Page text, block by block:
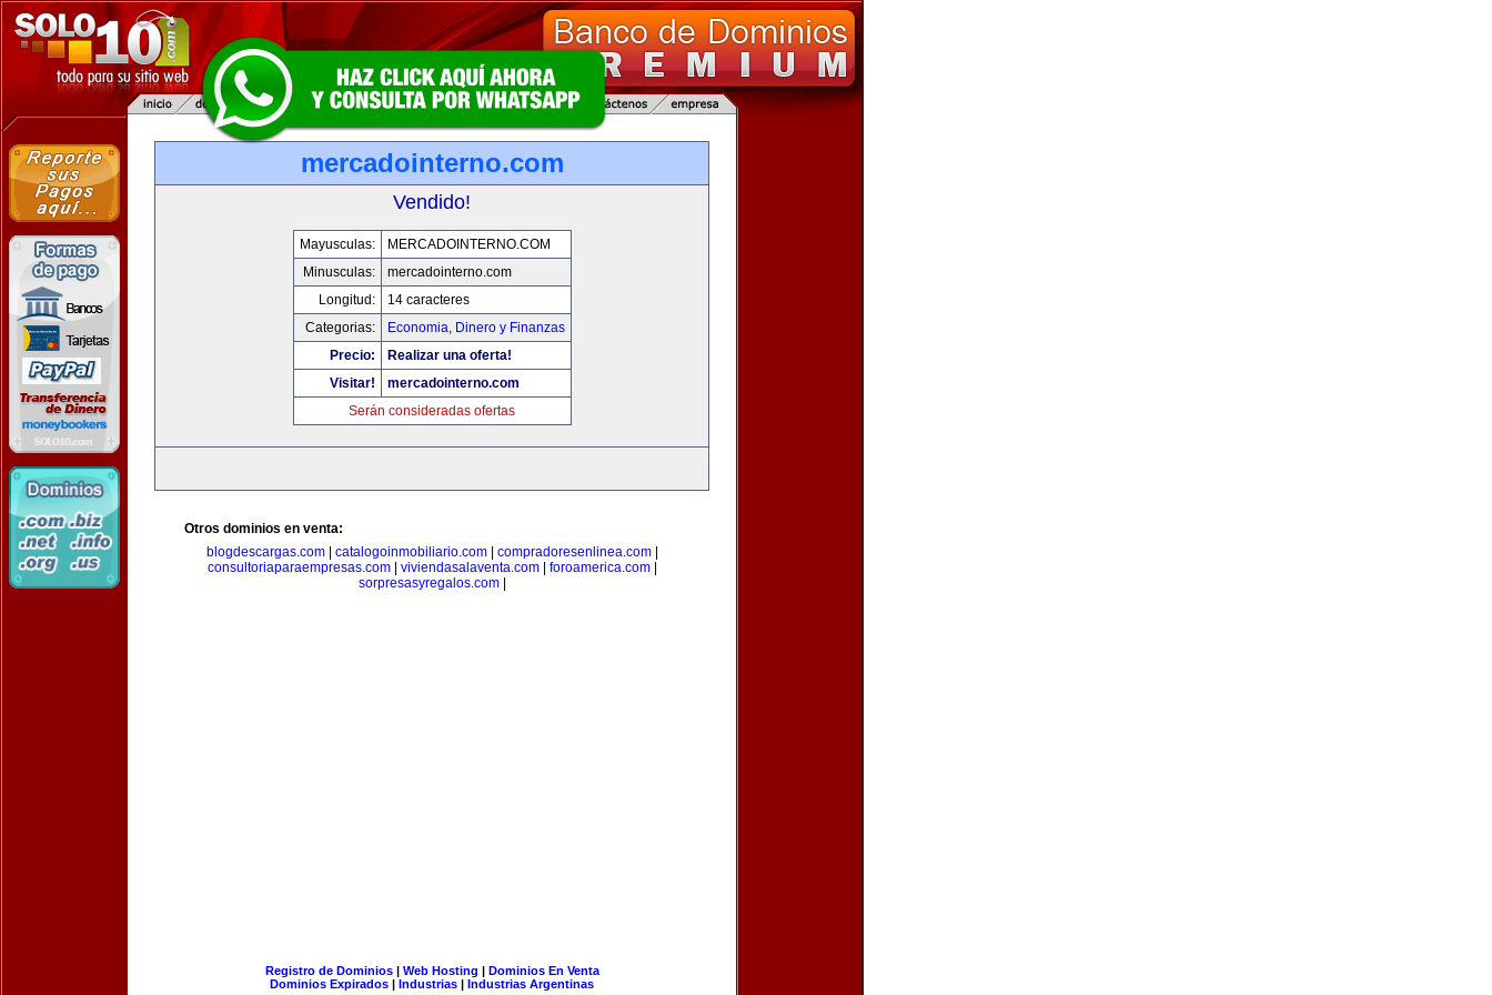
mercadointerno.com
Vendido!
Mayusculas:
MERCADOINTERNO.COM
Minusculas:
mercadointerno.com
Longitud:
14 caracteres
Categorias:
Economia, Dinero y Finanzas
Precio:
Realizar una oferta!
Visitar!
mercadointerno.com
Serán consideradas ofertas
Otros dominios en venta:
blogdescargas.com| catalogoinmobiliario.com| compradoresenlinea.com|
consultoriaparaempresas.com| viviendasalaventa.com| foroamerica.com|
sorpresasyregalos.com|
Registro de Dominios| Web Hosting | Dominios En Venta
Dominios Expirados | Industrias | Industrias Argentinas